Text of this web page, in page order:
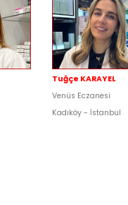
Tuğçe KARAYEL
Venüs Eczanesi
Kadıköy - İstanbul